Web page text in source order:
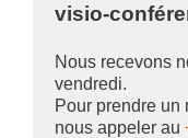
visio-
Nous recevons
vendredi.
Pour prendre un
nous appeler au